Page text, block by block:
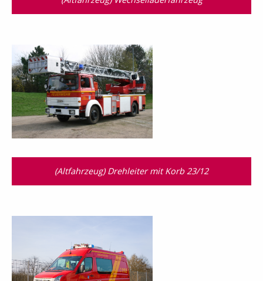
(Altfahrzeug) Drehleiter mit Korb 23/12